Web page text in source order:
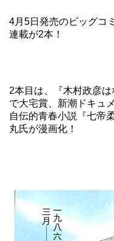
4月5日発売のビッグコ
連載が2本！
2本目は、『木村政彦は
で大宅賞、新潮ドキュ
自伝的青春小説『七帝
丸氏が漫画化！